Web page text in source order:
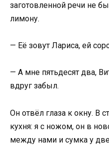
заготовленной речи не
лимону.
— Её зовут Лариса, ей
— А мне пятьдесят два,
вдруг забыл.
Он отвёл глаза к окну. В
кухня: я с ножом, он в
между нами и сумка у